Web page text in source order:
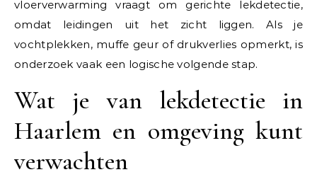
vloerverwarming vraagt om gerichte lekdetectie,
omdat leidingen uit het zicht liggen. Als je
vochtplekken, muffe geur of drukverlies opmerkt, is
onderzoek vaak een logische volgende stap.
Wat je van lekdetectie in
Haarlem en omgeving kunt
verwachten